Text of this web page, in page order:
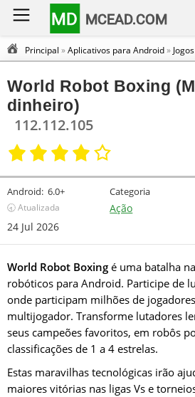
MD MCEAD.COM
Principal »Aplicativos para Android» Jogos
World Robot Boxing
dinheiro)
112.112.105
Android: 6.0+
🕣 Atualizada
24 Jul 2026
Categoria
Ação
World Robot Boxing é uma batalha
robóticos para Android. Participe de
onde participam milhões de
multijogador. Transforme lutadores
seus campeões favoritos, em robôs
classificações de 1 a 4 estrelas.
Estas maravilhas tecnológicas irão
maiores vitórias nas ligas Vs e